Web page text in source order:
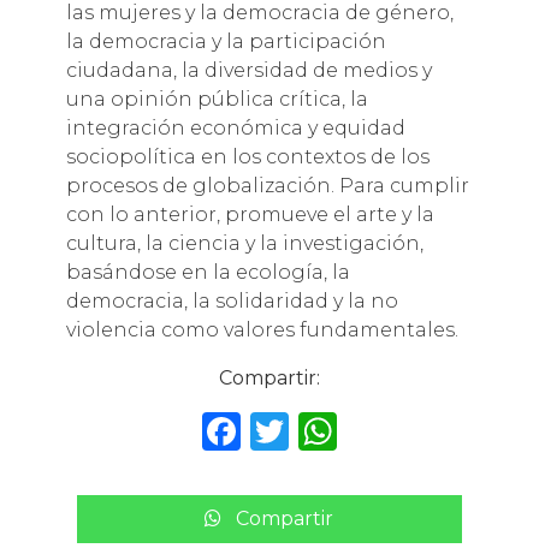
las mujeres y la democracia de género,
la democracia y la participación
ciudadana, la diversidad de medios y
una opinión pública crítica, la
integración económica y equidad
sociopolítica en los contextos de los
procesos de globalización. Para cumplir
con lo anterior, promueve el arte y la
cultura, la ciencia y la investigación,
basándose en la ecología, la
democracia, la solidaridad y la no
violencia como valores fundamentales.
Compartir:
F
c
e
T
it
te
W
a
ts
Compartir